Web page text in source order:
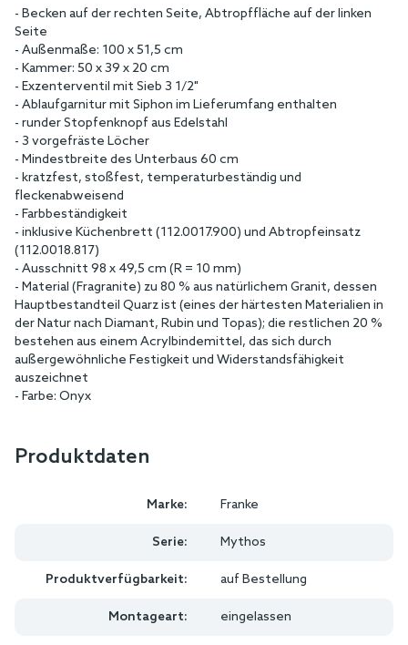
- Becken auf der rechten Seite, Abtropffläche auf der linken
Seite
- Außenmaße: 100 x 51,5 cm
- Kammer: 50 x 39 x 20 cm
- Exzenterventil mit Sieb 3 1/2"
- Ablaufgarnitur mit Siphon im Lieferumfang enthalten
- runder Stopfenknopf aus Edelstahl
- 3 vorgefräste Löcher
- Mindestbreite des Unterbaus 60 cm
- kratzfest, stoßfest, temperaturbeständig und
fleckenabweisend
- Farbbeständigkeit
- inklusive Küchenbrett (112.0017.900) und Abtropfeinsatz
(112.0018.817)
- Ausschnitt 98 x 49,5 cm (R = 10 mm)
- Material (Fragranite) zu 80 % aus natürlichem Granit, dessen
Hauptbestandteil Quarz ist (eines der härtesten Materialien in
der Natur nach Diamant, Rubin und Topas); die restlichen 20 %
bestehen aus einem Acrylbindemittel, das sich durch
außergewöhnliche Festigkeit und Widerstandsfähigkeit
auszeichnet
- Farbe: Onyx
Produktdaten
Marke: Franke
Serie: Mythos
Produktverfügbarkeit: auf Bestellung
Montageart: eingelassen